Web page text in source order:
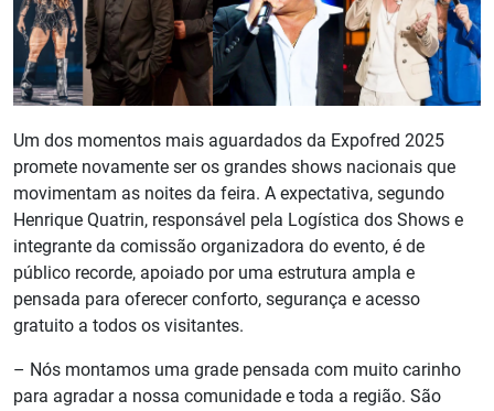
Um dos momentos mais aguardados da Expofred 2025
promete novamente ser os grandes shows nacionais que
movimentam as noites da feira. A expectativa, segundo
Henrique Quatrin, responsável pela Logística dos Shows e
integrante da comissão organizadora do evento, é de
público recorde, apoiado por uma estrutura ampla e
pensada para oferecer conforto, segurança e acesso
gratuito a todos os visitantes.
– Nós montamos uma grade pensada com muito carinho
para agradar a nossa comunidade e toda a região. São